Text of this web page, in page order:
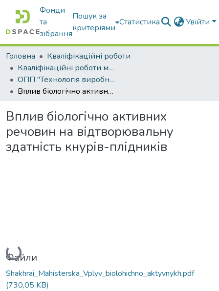
Фонди
та
зібрання
Пошук за
критеріями
Статистика Увійти
Головна
Кваліфікаційні роботи
Кваліфікаційні роботи магістрів
ОПП "Технологія виробництва і переробки продукції тваринництва"
Вплив біологічно активних речовин на відтворювальну здатність кнурів-плідників
Вплив біологічно активних
речовин на відтворювальну
здатність кнурів-плідників
Вантажиться...
Файли
Shakhrai_Mahisterska_Vplyv_biolohichno_aktyvnykh.pdf
(730,05 KB)